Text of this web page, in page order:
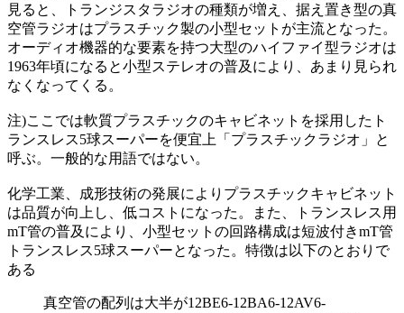
見ると、トランジスタラジオの種類が増え、据え置き型の真
空管ラジオはプラスチック製の小型セットが主流となった。
オーディオ機器的な要素を持つ大型のハイファイ型ラジオは
1963年頃になると小型ステレオの普及により、あまり見られ
なくなってくる。
注)ここでは軟質プラスチックのキャビネットを採用したト
ランスレス5球スーパーを便宜上「プラスチックラジオ」と
呼ぶ。一般的な用語ではない。
化学工業、成形技術の発展によりプラスチックキャビネット
は品質が向上し、低コストになった。また、トランスレス用
mT管の普及により、小型セットの回路構成は短波付きmT管
トランスレス5球スーパーとなった。特徴は以下のとおりで
ある
真空管の配列は大半が12BE6-12BA6-12AV6-